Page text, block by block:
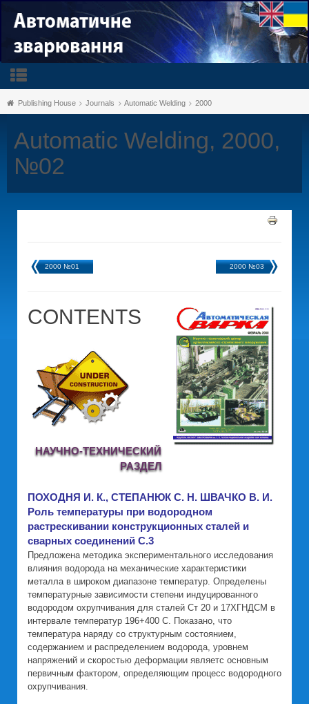
Publishing House Journals Automatic Welding 2000
Automatic Welding, 2000,
№02
2000 №01 2000 №03
CONTENTS
НАУЧНО-ТЕХНИЧЕСКИЙ
РАЗДЕЛ
ПОХОДНЯ И. К., СТЕПАНЮК С. Н. ШВАЧКО В. И.
Роль температуры при водородном
растрескивании конструкционных сталей и
сварных соединений С.3
Предложена методика экспериментального исследования
влияния водорода на механические характеристики
металла в широком диапазоне температур. Определены
температурные зависимости степени индуцированного
водородом охрупчивания для сталей Ст 20 и 17ХГНДСМ в
интервале температур 196+400 С. Показано, что
температура наряду со структурным состоянием,
содержанием и распределением водорода, уровнем
напряжений и скоростью деформации являетс основным
первичным фактором, определяющим процесс водородного
охрупчивания.